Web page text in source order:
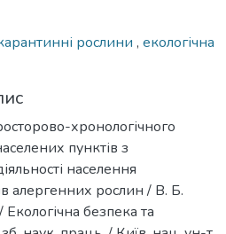
рослини , екологічна
хронологічного
пунктів з
населення
алергенних рослин / В. Б.
безпека та